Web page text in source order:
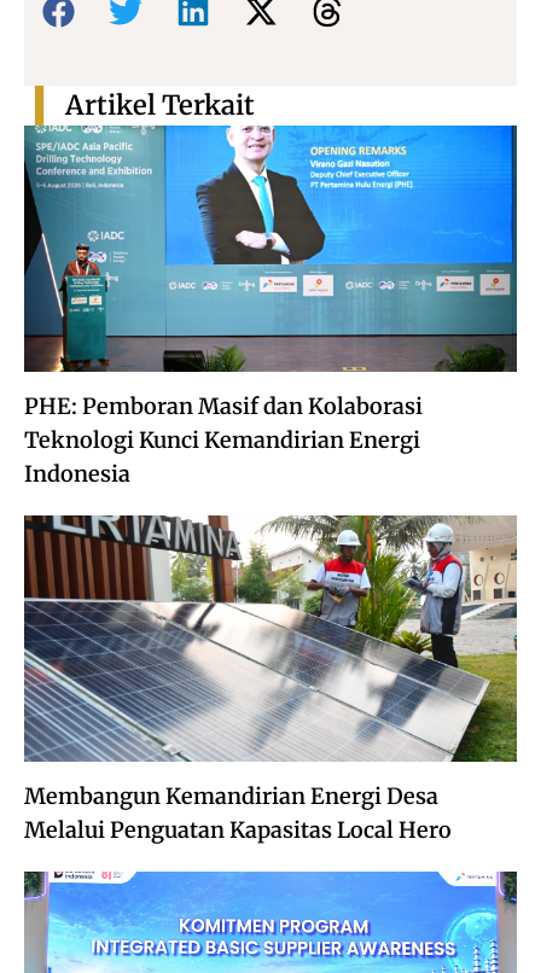
PHE: Pemboran Masif dan Kolaborasi
Teknologi Kunci Kemandirian Energi
Indonesia
Membangun Kemandirian Energi Desa
Melalui Penguatan Kapasitas Local Hero
Artikel Terkait